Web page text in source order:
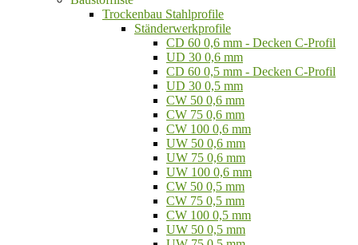
Trockenbau Stahlprofile
Ständerwerkprofile
CD 60 0,6 mm - Decken C-Profil
UD 30 0,6 mm
CD 60 0,5 mm - Decken C-Profil
UD 30 0,5 mm
CW 50 0,6 mm
CW 75 0,6 mm
CW 100 0,6 mm
UW 50 0,6 mm
UW 75 0,6 mm
UW 100 0,6 mm
CW 50 0,5 mm
CW 75 0,5 mm
CW 100 0,5 mm
UW 50 0,5 mm